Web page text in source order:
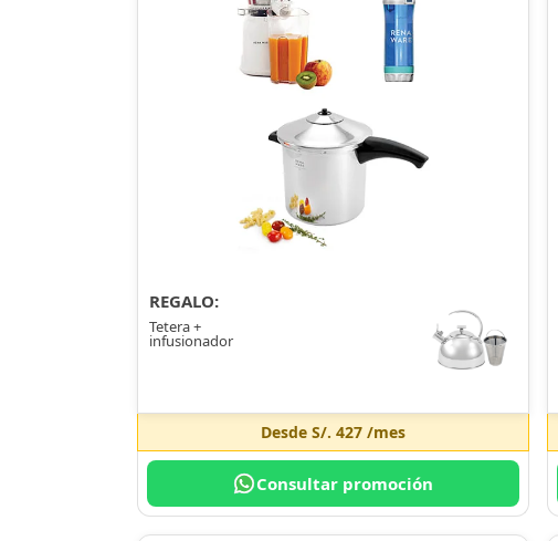
REGALO:
Tetera +
infusionador
Desde S/. 427/mes
Consultar promoción